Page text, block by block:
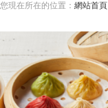
您現在所在的位置： 網站首頁